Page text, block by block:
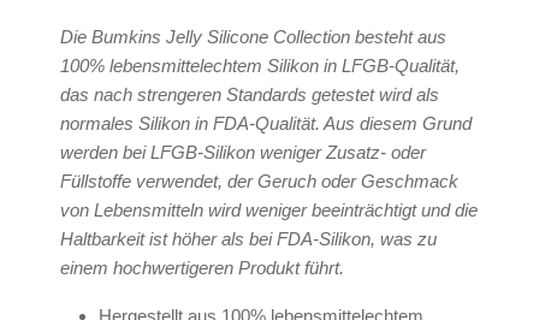
Die Bumkins Jelly Silicone Collection besteht aus
100% lebensmittelechtem Silikon in LFGB-Qualität,
das nach strengeren Standards getestet wird als
normales Silikon in FDA-Qualität. Aus diesem Grund
werden bei LFGB-Silikon weniger Zusatz- oder
Füllstoffe verwendet, der Geruch oder Geschmack
von Lebensmitteln wird weniger beeinträchtigt und die
Haltbarkeit ist höher als bei FDA-Silikon, was zu
einem hochwertigeren Produkt führt.
Hergestellt aus 100% lebensmittelechtem,